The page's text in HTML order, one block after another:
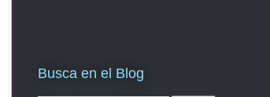
Busca en el Blog